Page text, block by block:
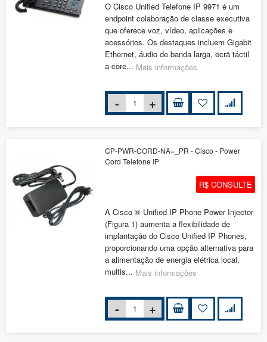
O Cisco Unified Telefone IP 9971 é um
endpoint colaboração de classe executiva
que oferece voz, vídeo, aplicações e
acessórios. Os destaques incluem Gigabit
Ethernet, áudio de banda larga, ecrã táctil
a core... Mais informações
CP-PWR-CORD-NA=_PR - Cisco - Power
Cord Telefone IP
R$ CONSULTE
A Cisco ® Unified IP Phone Power Injector
(Figura 1) aumenta a flexibilidade de
implantação do Cisco Unified IP Phones,
proporcionando uma opção alternativa para
a alimentação de energia elétrica local,
multis... Mais informações